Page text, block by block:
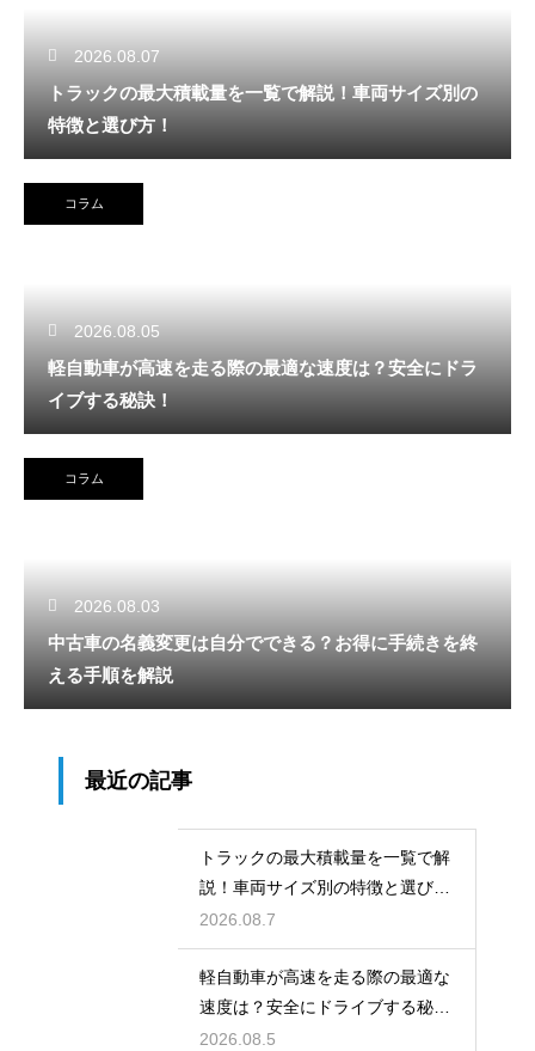
2026.08.07
トラックの最大積載量を一覧で解説！車両サイズ別の
特徴と選び方！
コラム
2026.08.05
軽自動車が高速を走る際の最適な速度は？安全にドラ
イブする秘訣！
コラム
2026.08.03
中古車の名義変更は自分でできる？お得に手続きを終
える手順を解説
最近の記事
トラックの最大積載量を一覧で解
説！車両サイズ別の特徴と選び
方！
2026.08.7
軽自動車が高速を走る際の最適な
速度は？安全にドライブする秘
訣！
2026.08.5